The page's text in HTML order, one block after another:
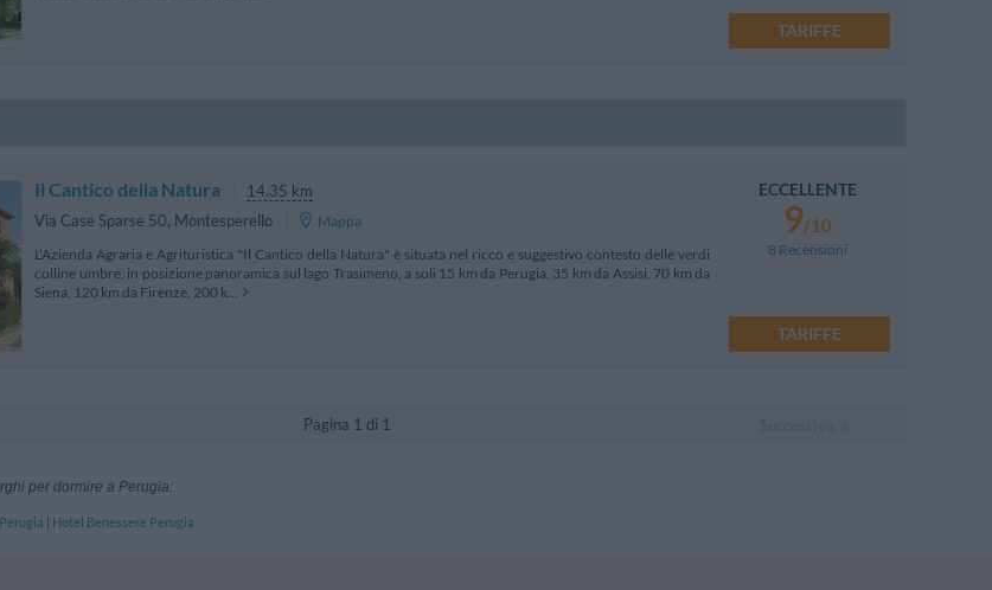
TARIFFE
Il Cantico della Natura
14.35 km
Via Case Sparse 50, Montesperello
Mappa
L'Azienda Agraria e Agrituristica "Il Cantico della Natura" è situata nel ricco e suggestivo contesto delle verdi
colline umbre, in posizione panoramica sul lago Trasimeno, a soli 15 km da Perugia, 35 km da Assisi, 70 km da
Siena, 120 km da Firenze, 200 k...
ECCELLENTE
9/10
8 Recensioni
TARIFFE
Pagina 1 di 1
per dormire a Perugia:
| Hotel Benessere Perugia